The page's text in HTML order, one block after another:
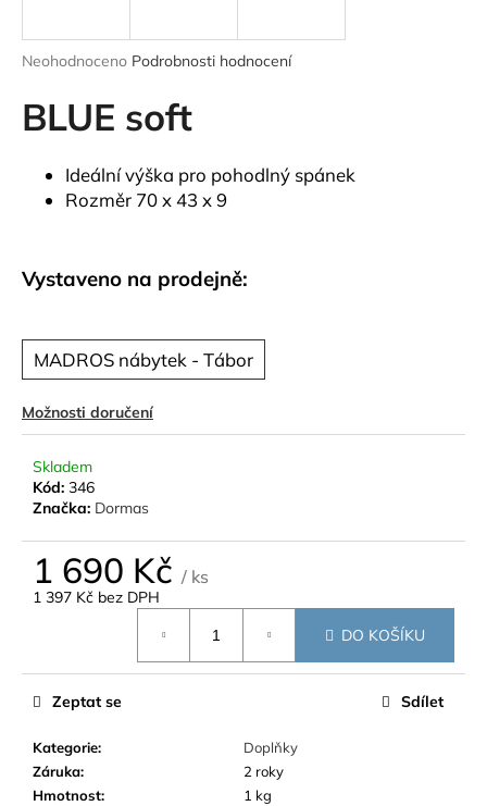
Průměrné
produktu
je
hvězdiček.
Neohodnoceno Podrobnosti hodnocení
BLUE soft
Ideální výška pro pohodlný spánek
Rozměr 70 x 43 x 9
Vystaveno na prodejně:
MADROS nábytek - Tábor
Možnosti doručení
Skladem
Kód: 346
Značka: Dormas
1 690 Kč / ks
1 397 Kč bez DPH
DO KOŠÍKU
Kategorie:
Doplňky
Záruka:
2 roky
Hmotnost: 1 kg
Zeptat se Sdílet
j
t
?
D
o
o
r
u
u
j
m